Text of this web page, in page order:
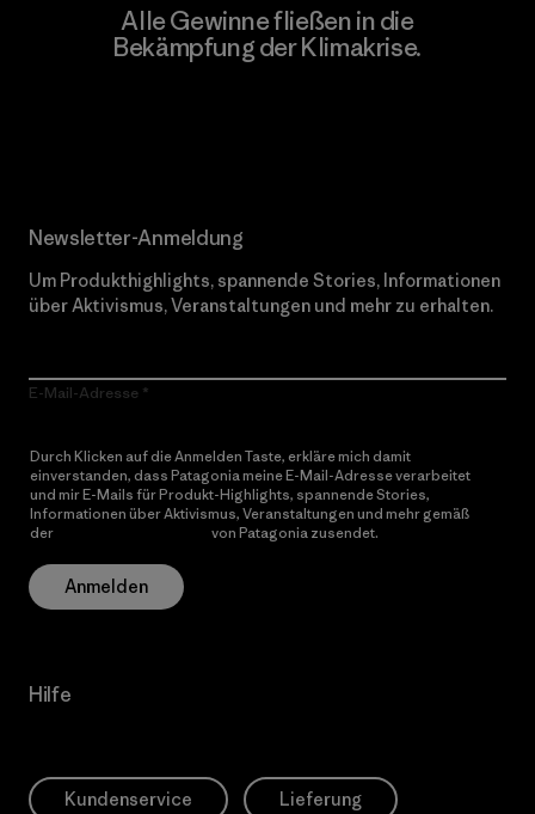
Alle Gewinne fließen in die
Bekämpfung der Klimakrise.
Newsletter-Anmeldung
Um Produkthighlights, spannende Stories, Informationen
über Aktivismus, Veranstaltungen und mehr zu erhalten.
E-Mail-Adresse
Durch Klicken auf die Anmelden Taste, erkläre mich damit
einverstanden, dass Patagonia meine E-Mail-Adresse verarbeitet
und mir E-Mails für Produkt-Highlights, spannende Stories,
Informationen über Aktivismus, Veranstaltungen und mehr gemäß
der
von Patagonia zusendet.
Anmelden
Hilfe
Kundenservice Lieferung